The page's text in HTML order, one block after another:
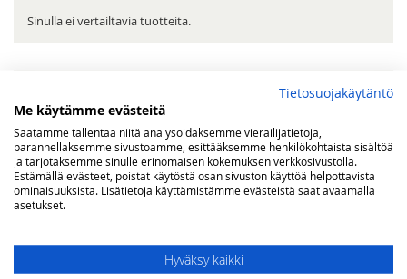
Sinulla ei vertailtavia tuotteita.
Sinulla ei ole tuotteita toivelistallasi.
Tietosuojakäytäntö
Me käytämme evästeitä
Saatamme tallentaa niitä analysoidaksemme vierailijatietoja,
parannellaksemme sivustoamme, esittääksemme henkilökohtaista sisältöä
ja tarjotaksemme sinulle erinomaisen kokemuksen verkkosivustolla.
Estämällä evästeet, poistat käytöstä osan sivuston käyttöä helpottavista
ominaisuuksista. Lisätietoja käyttämistämme evästeistä saat avaamalla
asetukset.
Hyväksy kaikki